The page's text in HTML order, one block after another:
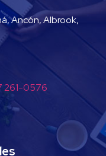
Ancón, Albrook,
261-0576